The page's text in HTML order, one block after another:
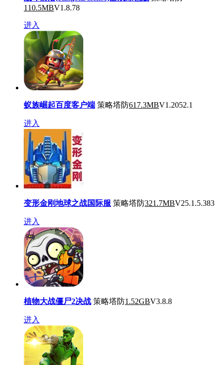
110.5MBV1.8.78
进入
蚁族崛起百度客户端 策略塔防617.3MBV1.2052.1
进入
变形金刚地球之战国际服 策略塔防321.7MBV25.1.5.383
进入
植物大战僵尸2决战 策略塔防1.52GBV3.8.8
进入